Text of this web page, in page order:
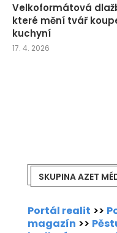
Velkoformátová
které mění tvář
kuchyní
17. 4. 2026
SKUPINA AZET
Portál realit >>
magazín >>